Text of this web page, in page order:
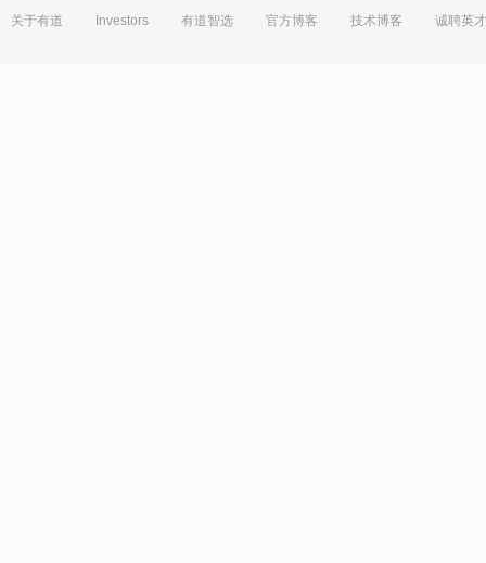
关于有道 Investors 有道智选 官方博客 技术博客 诚聘英才